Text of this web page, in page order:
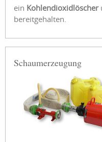
ein Kohlendioxidlöscher
bereitgehalten.
Schaumerzeugung